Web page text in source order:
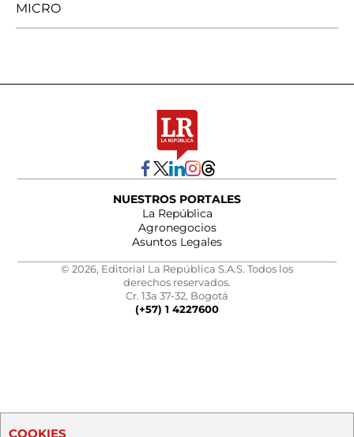
MICRO
NUESTROS PORTALES
La República
Agronegocios
Asuntos Legales
© 2026, Editorial La República S.A.S. Todos los
derechos reservados.
Cr. 13a 37-32, Bogotá
(+57) 1 4227600
COOKIES